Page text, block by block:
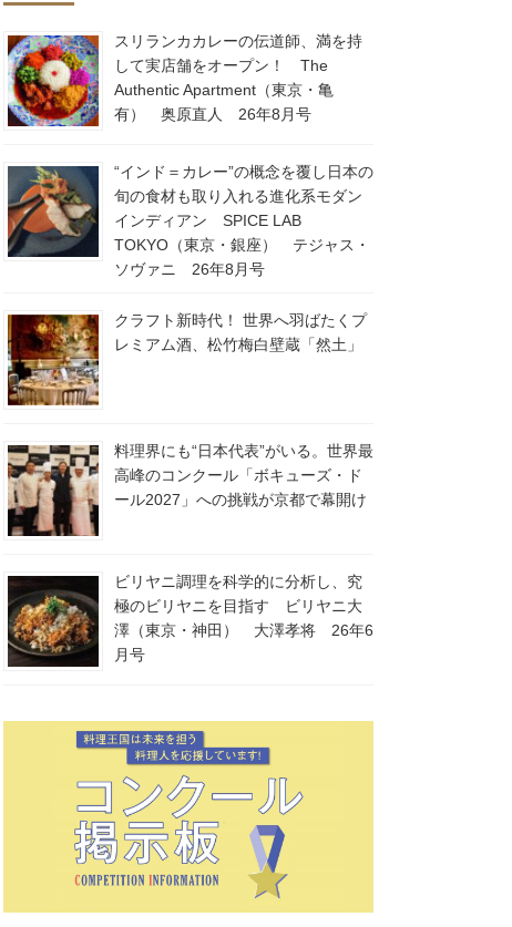
スリランカカレーの伝道師、満を持
して実店舗をオープン！ The
Authentic Apartment（東京・亀
有） 奥原直人 26年8月号
“インド＝カレー”の概念を覆し日本の
旬の食材も取り入れる進化系モダン
インディアン SPICE LAB
TOKYO（東京・銀座） テジャス・
ソヴァニ 26年8月号
クラフト新時代！ 世界へ羽ばたくプ
レミアム酒、松竹梅白壁蔵「然土」
料理界にも“日本代表”がいる。世界最
高峰のコンクール「ボキューズ・ド
ール2027」への挑戦が京都で幕開け
ビリヤニ調理を科学的に分析し、究
極のビリヤニを目指す ビリヤニ大
澤（東京・神田） 大澤孝将 26年6
月号